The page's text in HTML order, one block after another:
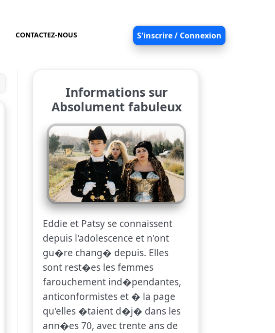
CONTACTEZ-NOUS S'inscrire / Connexion
Informations sur
Absolument fabuleux
Eddie et Patsy se connaissent
depuis l'adolescence et n'ont
gu�re chang� depuis. Elles
sont rest�es les femmes
farouchement ind�pendantes,
anticonformistes et � la page
qu'elles �taient d�j� dans les
ann�es 70, avec trente ans de